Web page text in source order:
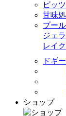
ピッ
甘味
プー
ジェ
レイ
ドギ
ショップ